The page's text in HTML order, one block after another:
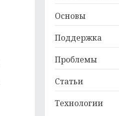
Основы
Поддержка
Проблемы
Статьи
Технологии